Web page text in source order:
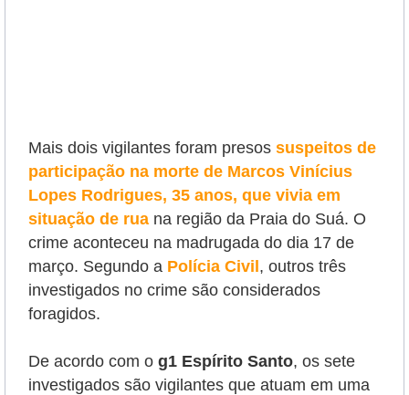
Mais dois vigilantes foram presos suspeitos de
participação na morte de Marcos Vinícius
Lopes Rodrigues, 35 anos, que vivia em
situação de rua na região da Praia do Suá. O
crime aconteceu na madrugada do dia 17 de
março. Segundo a Polícia Civil , outros três
investigados no crime são considerados
foragidos.
De acordo com o g1 Espírito Santo, os sete
investigados são vigilantes que atuam em uma